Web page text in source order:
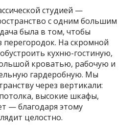
студией —
с одним большим
была в том, чтобы
перегородок. На скромной
кухню-гостиную,
кроватью, рабочую и
гардеробную. Мы
через вертикали:
высокие шкафы,
— благодаря этому
целостно.